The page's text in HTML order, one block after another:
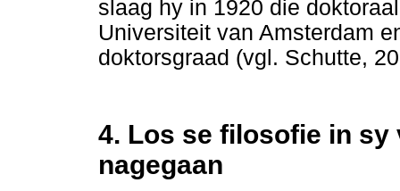
slaag hy in 1920 die
Universiteit van Amsterdam
doktorsgraad (vgl. Schutte,
4. Los se filosofie in
nagegaan